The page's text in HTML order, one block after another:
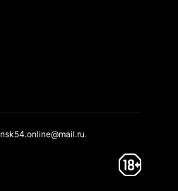
nsk54.online@mail.ru.